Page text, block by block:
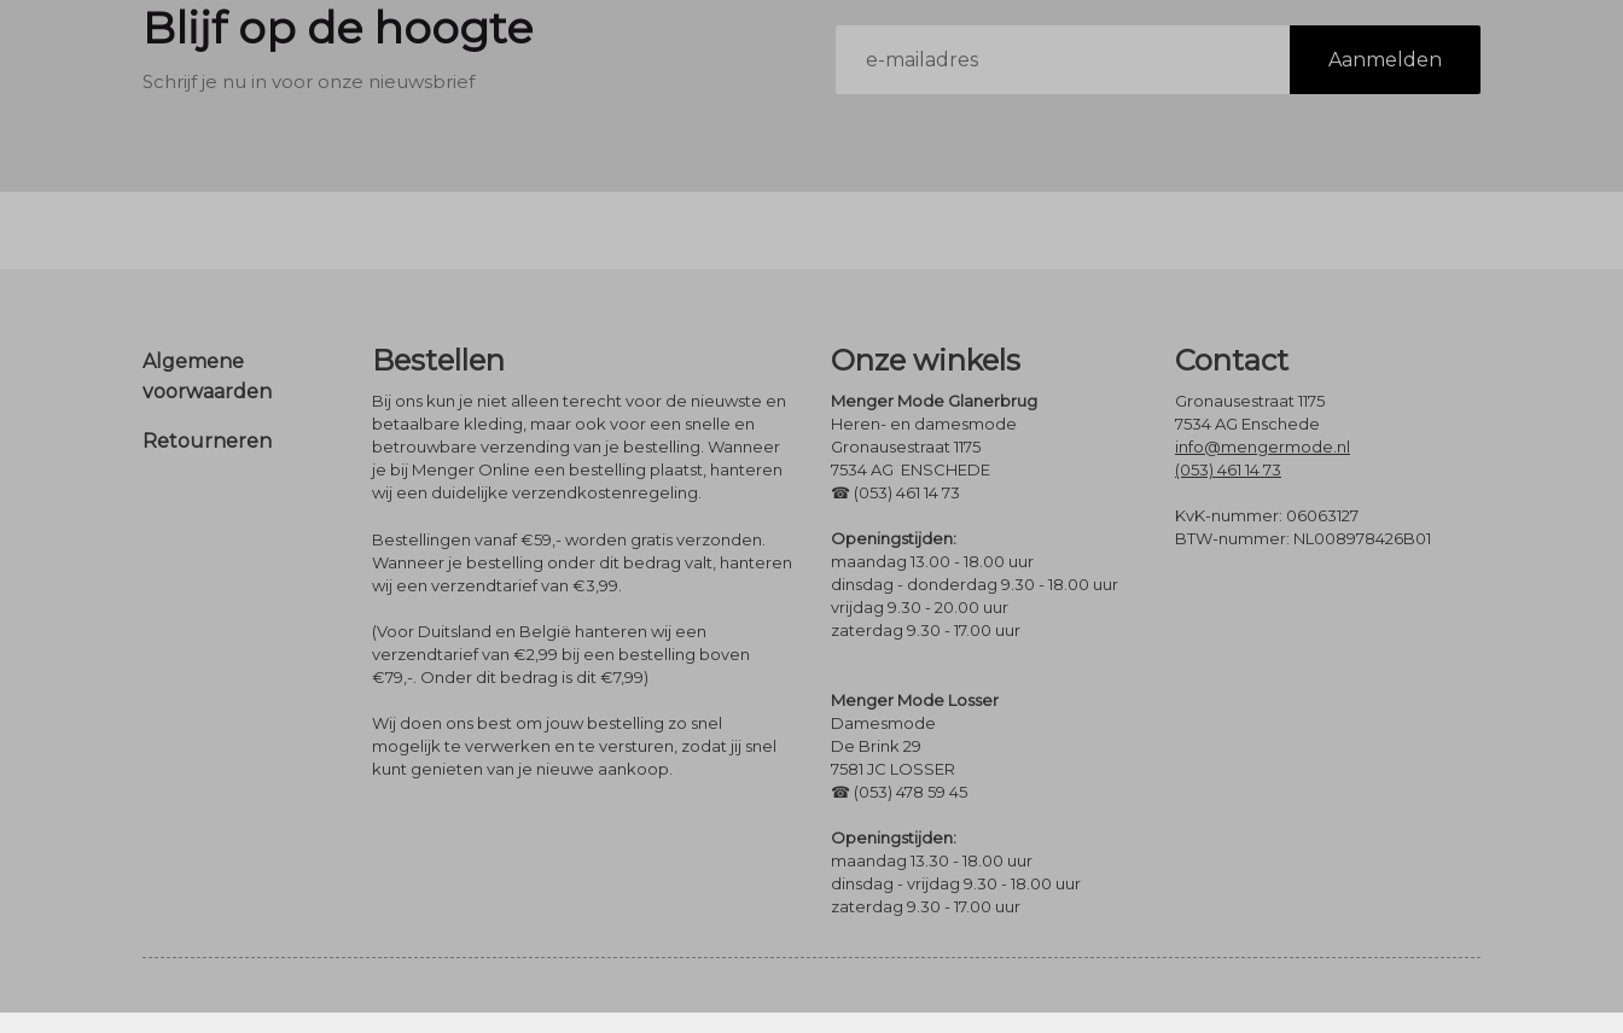
Blijf op de hoogte
Schrijf je nu in voor onze nieuwsbrief
mailadres
Aanmelden
Footer
Algemene
voorwaarden
Retourneren
Bestellen
Bij ons kun je niet alleen terecht voor de nieuwste en
betaalbare kleding, maar ook voor een snelle en
betrouwbare verzending van je bestelling. Wanneer
je bij Menger Online een bestelling plaatst, hanteren
wij een duidelijke verzendkostenregeling.
Bestellingen vanaf €59,- worden gratis verzonden.
Wanneer je bestelling onder dit bedrag valt, hanteren
wij een verzendtarief van €3,99.
(Voor Duitsland en België hanteren wij een
verzendtarief van €2,99 bij een bestelling boven
€79,-. Onder dit bedrag is dit €7,99)
Wij doen ons best om jouw bestelling zo snel
mogelijk te verwerken en te versturen, zodat jij snel
kunt genieten van je nieuwe aankoop.
Onze winkels
Menger Mode Glanerbrug
Heren- en damesmode
Gronausestraat 1175
7534 AG ENSCHEDE
☎ (053) 461 14 73
Openingstijden:
maandag 13.00 - 18.00 uur
dinsdag - donderdag 9.30 - 18.00 uur
vrijdag 9.30 - 20.00 uur
zaterdag 9.30 - 17.00 uur
Menger Mode Losser
Damesmode
De Brink 29
7581 JC LOSSER
☎ (053) 478 59 45
Openingstijden:
maandag 13.30 - 18.00 uur
dinsdag - vrijdag 9.30 - 18.00 uur
zaterdag 9.30 - 17.00 uur
Contact
Gronausestraat 1175
7534 AG Enschede
info@mengermode.nl
(053) 461 14 73
KvK-nummer: 06063127
BTW-nummer: NL008978426B01